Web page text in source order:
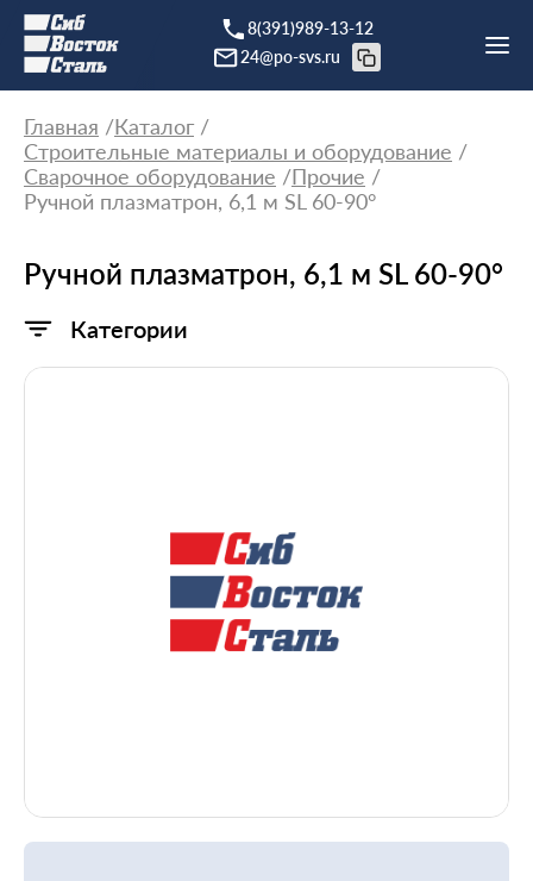
8(391)989-13-12
24@po-svs.ru
Главная
Каталог
Строительные материалы и оборудование
Сварочное оборудование
Прочие
Ручной плазматрон, 6,1 м SL 60-90°
Ручной плазматрон, 6,1 м SL 60-90°
Категории